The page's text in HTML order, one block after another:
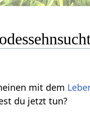
mit dem
du jetzt tun?